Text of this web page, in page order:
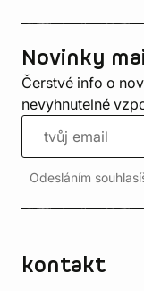
Novinky
Čerstvé info o
nevyhnutelné
Odesláním
kontakt